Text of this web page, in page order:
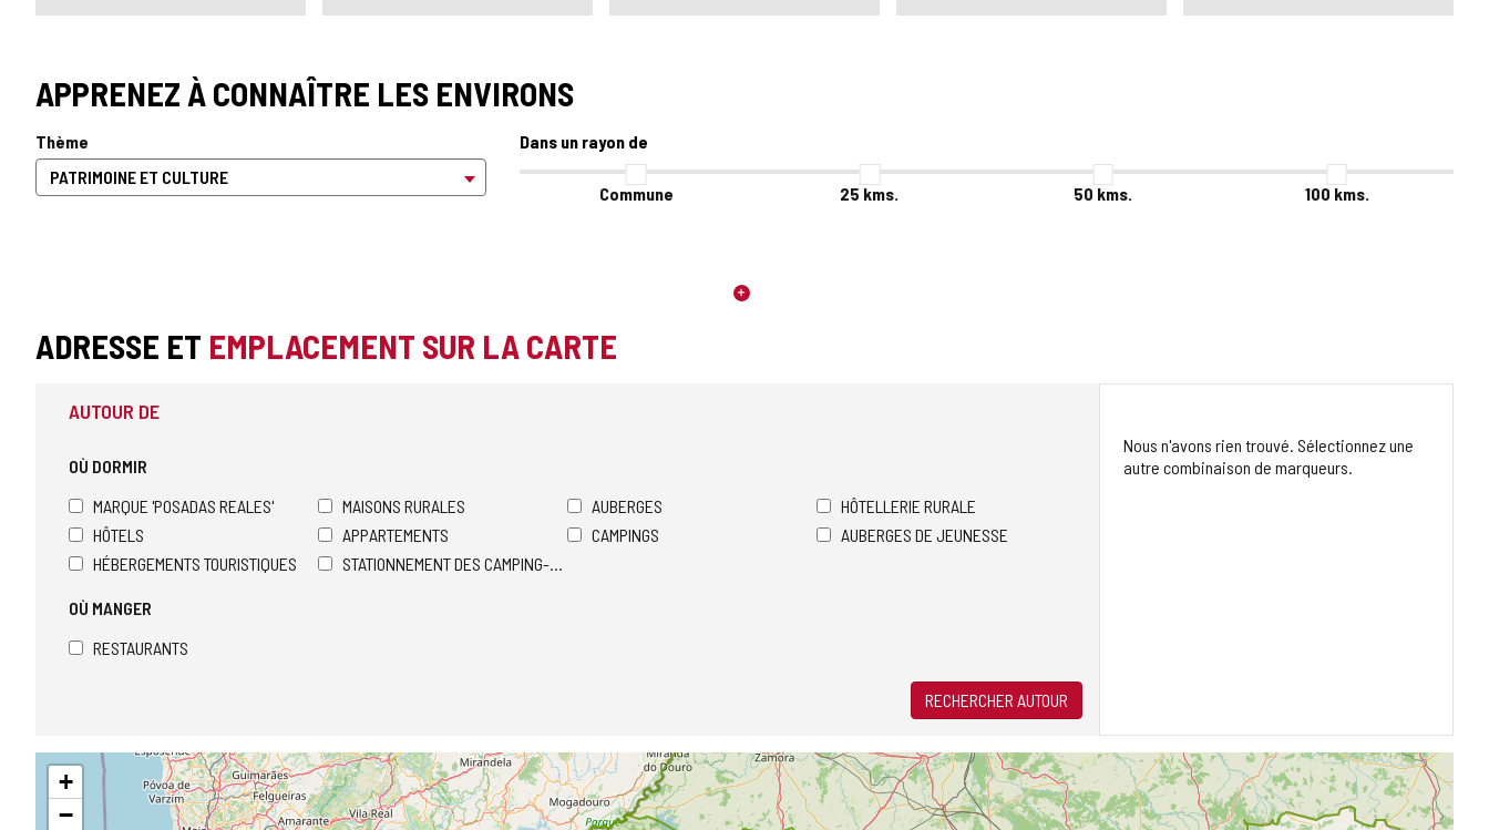
APPRENEZ À CONNAÎTRE LES ENVIRONS
Thème Dans un rayon de
Commune 25 kms. 50 kms. 100 kms.
ADRESSE ET EMPLACEMENT SUR LA CARTE
AUTOUR DE
OÙ DORMIR
MARQUE 'POSADAS REALES'
MAISONS RURALES AUBERGES
HÔTELLERIE RURALE
HÔTELS
APPARTEMENTS CAMPINGS
AUBERGES DE JEUNESSE
HÉBERGEMENTS TOURISTIQUES
STATIONNEMENT DES CAMPING-CARS
OÙ MANGER
RESTAURANTS
RECHERCHER AUTOUR
Nous n'avons rien trouvé. Sélectionnez une
autre combinaison de marqueurs.
Sauter
carte
+
−